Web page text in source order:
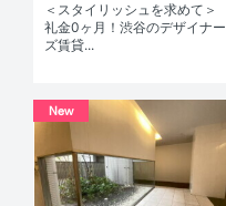
＜スタイリッシュを求めて＞
礼金0ヶ月！渋谷のデザイナー
ズ賃貸...
New